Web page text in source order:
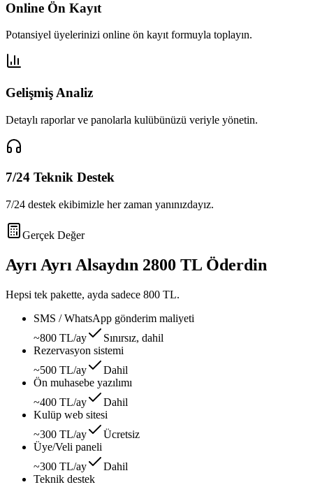
Online Ön Kayıt
Potansiyel üyelerinizi online ön kayıt formuyla toplayın.
Gelişmiş Analiz
Detaylı raporlar ve panolarla kulübünüzü veriyle yönetin.
7/24 Teknik Destek
7/24 destek ekibimizle her zaman yanınızdayız.
Gerçek Değer
Ayrı Ayrı Alsaydın 2800 TL Öderdin
Hepsi tek pakette, ayda sadece 800 TL.
SMS / WhatsApp gönderim maliyeti
~800 TL/ay
Sınırsız, dahil
Rezervasyon sistemi
~500 TL/ay
Dahil
Ön muhasebe yazılımı
~400 TL/ay
Dahil
Kulüp web sitesi
~300 TL/ay
Ücretsiz
Üye/Veli paneli
~300 TL/ay
Dahil
Teknik destek